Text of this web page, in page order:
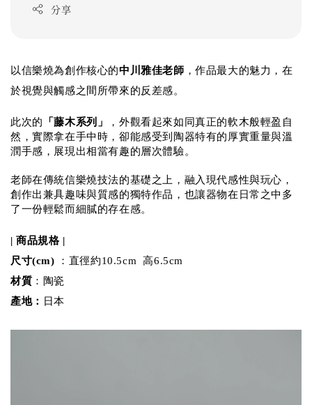
分享
以信樂燒為創作核心的中川雅佳老師 ，作品最大的魅力，在
於視覺與觸感之間所帶來的反差感。
此次的 「藤木系列」
，外觀看起來如同真正的軟木般輕盈自
然，實際拿在手中時，卻能感受到陶器特有的厚實重量與溫
潤手感，展現出相當有趣的層次體驗。
老師在傳統信樂燒技法的基礎之上，融入現代感性與玩心，
創作出兼具趣味與質感的獨特作品，也讓器物在日常之中多
了一份輕鬆而細膩的存在感。
| 商品規格 |
尺寸(cm) ：直徑約10.5cm 高6.5cm
材質 ：陶瓷
產地： 日本